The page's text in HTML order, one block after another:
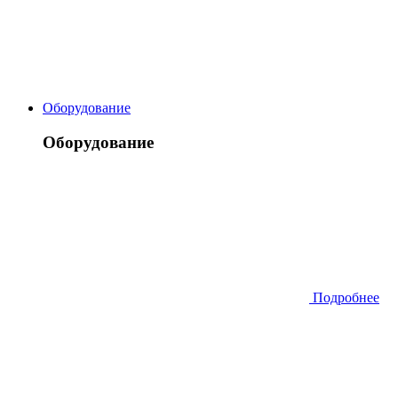
Оборудование
Оборудование
Подробнее